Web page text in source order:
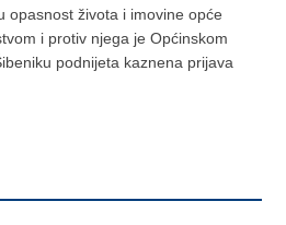
opasnost života i imovine opće
i protiv njega je Općinskom
podnijeta kaznena prijava